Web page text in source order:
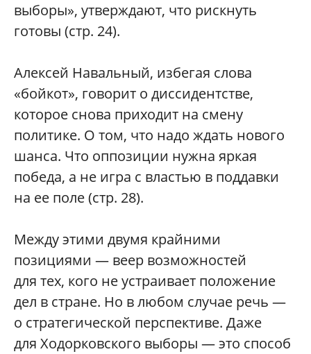
выборы», утверждают, что рискнуть
готовы (стр. 24).
Алексей Навальный, избегая слова
«бойкот», говорит о диссидентстве,
которое снова приходит на смену
политике. О том, что надо ждать нового
шанса. Что оппозиции нужна яркая
победа, а не игра с властью в поддавки
на ее поле (стр. 28).
Между этими двумя крайними
позициями — веер возможностей
для тех, кого не устраивает положение
дел в стране. Но в любом случае речь —
о стратегической перспективе. Даже
для Ходорковского выборы — это способ